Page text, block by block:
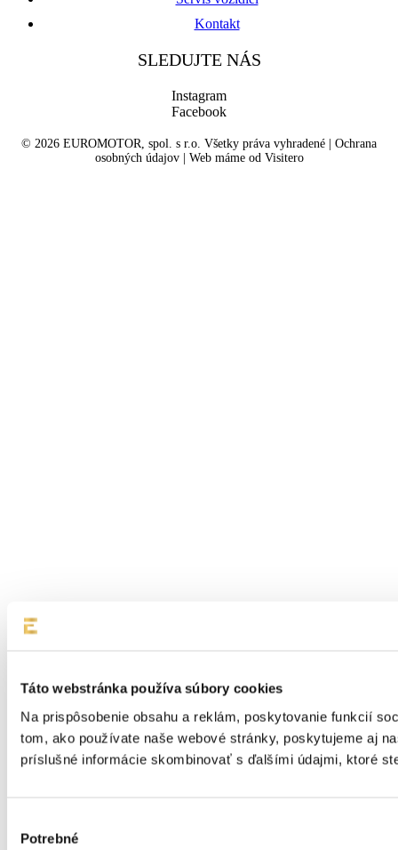
Táto webstránka používa súbory cookies
Na prispôsobenie obsahu a reklám, poskytovanie funkcií
tom, ako používate naše webové stránky, poskytujeme aj
príslušné informácie skombinovať s ďalšími údajmi, ktoré
súhlasu
Potrebné
Kontakt
SLEDUJTE NÁS
Instagram
Facebook
© 2026 EUROMOTOR, spol. s r.o. Všetky práva vyhradené | Ochrana
osobných údajov | Web máme od Visitero